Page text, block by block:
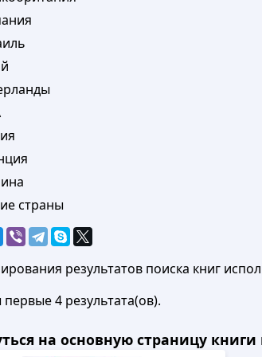
страны
результатов поиска книг
4 результата(ов).
на основную страницу